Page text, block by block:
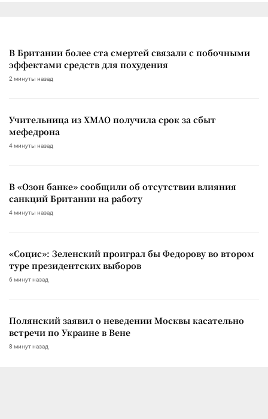
В Британии более ста смертей связали с побочными
эффектами средств для похудения
2 минуты назад
Учительница из ХМАО получила срок за сбыт
мефедрона
4 минуты назад
В «Озон банке» сообщили об отсутствии влияния
санкций Британии на работу
4 минуты назад
«Социс»: Зеленский проиграл бы Федорову во втором
туре президентских выборов
6 минут назад
Полянский заявил о неведении Москвы касательно
встречи по Украине в Вене
8 минут назад